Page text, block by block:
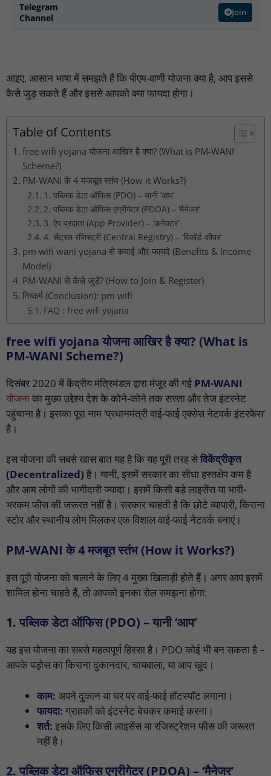
Telegram
Channel
Join
आइए, आसान भाषा में समझते हैं कि पीएम-वाणी योजना क्या है, आप इससे
कैसे जुड़ सकते हैं और इससे आपको क्या फायदा होगा।
Table of Contents
free wifi yojana योजना आखिर है क्या? (What is PM-WANI
Scheme?)
PM-WANI के 4 मजबूत स्तंभ (How it Works?)
1. पब्लिक डेटा ऑफिस (PDO) – यानी ‘आप’
2. पब्लिक डेटा ऑफिस एग्रीगेटर (PDOA) – ‘मैनेजर’
3. ऐप प्रदाता (App Provider) – ‘कनेक्टर’
4. सेंट्रल रजिस्ट्री (Central Registry) – ‘रिकॉर्ड कीपर’
pm wifi wani yojana से कमाई और फायदे (Benefits & Income
Model)
PM-WANI से कैसे जुड़ें? (How to Join & Register)
निष्कर्ष (Conclusion): pm wifi
FAQ : free wifi yojana
free wifi yojana योजना आखिर है क्या? (What is
PM-WANI Scheme?)
दिसंबर 2020 में केंद्रीय मंत्रिमंडल द्वारा मंजूर की गई PM-WANI
योजनाका मुख्य उद्देश्य देश के कोने-कोने तक सस्ता और तेज इंटरनेट
पहुंचाना है। इसका पूरा नाम ‘प्रधानमंत्री वाई-फाई एक्सेस नेटवर्क इंटरफेस’
है।
इस योजना की सबसे खास बात यह है कि यह पूरी तरह सेविकेंद्रीकृत
(Decentralized) है। यानी, इसमें सरकार का सीधा हस्तक्षेप कम है
और आम लोगों की भागीदारी ज्यादा। इसमें किसी बड़े लाइसेंस या भारी-
भरकम फीस की जरूरत नहीं है। सरकार चाहती है कि छोटे व्यापारी, किराना
स्टोर और स्थानीय लोग मिलकर एक विशाल वाई-फाई नेटवर्क बनाएं।
PM-WANI के 4 मजबूत स्तंभ (How it Works?)
इस पूरी योजना को चलाने के लिए 4 मुख्य खिलाड़ी होते हैं। अगर आप इसमें
शामिल होना चाहते हैं, तो आपको इनका रोल समझना होगा:
1. पब्लिक डेटा ऑफिस (PDO) – यानी ‘आप’
यह इस योजना का सबसे महत्वपूर्ण हिस्सा है। PDO कोई भी बन सकता है –
आपके पड़ोस का किराना दुकानदार, चायवाला, या आप खुद।
काम: अपने दुकान या घर पर वाई-फाई हॉटस्पॉट लगाना।
फायदा: ग्राहकों को इंटरनेट बेचकर कमाई करना।
शर्त: इसके लिए किसी लाइसेंस या रजिस्ट्रेशन फीस की जरूरत
नहीं है।
2. पब्लिक डेटा ऑफिस एग्रीगेटर (PDOA) – ‘मैनेजर’